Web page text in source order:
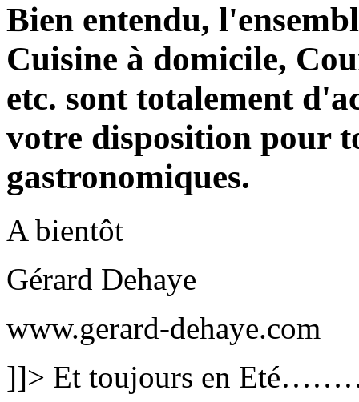
Bien entendu,
Cuisine à domicile,
etc. sont totalement
votre disposition pour
gastronomiques.
A bientôt
Gérard Dehaye
www.gerard-dehaye.com
]]> Et toujours en